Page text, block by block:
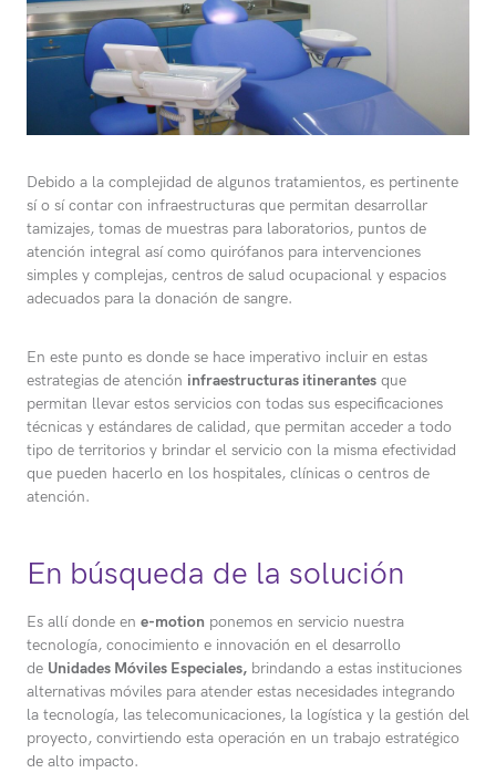
Debido a la complejidad de algunos tratamientos, es pertinente
sí o sí contar con infraestructuras que permitan desarrollar
tamizajes, tomas de muestras para laboratorios, puntos de
atención integral así como quirófanos para intervenciones
simples y complejas, centros de salud ocupacional y espacios
adecuados para la donación de sangre.
En este punto es donde se hace imperativo incluir en estas
estrategias de atención infraestructuras itinerantes que
permitan llevar estos servicios con todas sus especificaciones
técnicas y estándares de calidad, que permitan acceder a todo
tipo de territorios y brindar el servicio con la misma efectividad
que pueden hacerlo en los hospitales, clínicas o centros de
atención.
En búsqueda de la solución
Es allí donde en e-motion ponemos en servicio nuestra
tecnología, conocimiento e innovación en el desarrollo
de Unidades Móviles Especiales, brindando a estas instituciones
alternativas móviles para atender estas necesidades integrando
la tecnología, las telecomunicaciones, la logística y la gestión del
proyecto, convirtiendo esta operación en un trabajo estratégico
de alto impacto.